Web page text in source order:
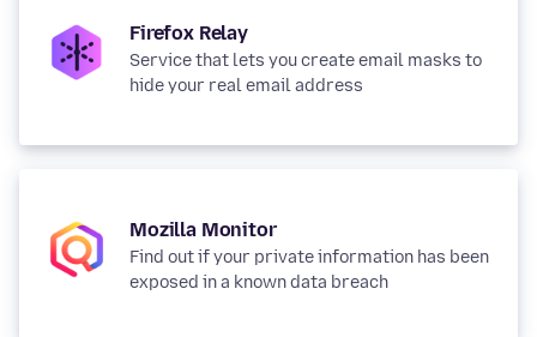
Firefox Relay
Service that lets you create email masks to
hide your real email address
Mozilla Monitor
Find out if your private information has been
exposed in a known data breach